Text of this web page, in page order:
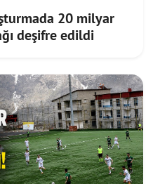
20 milyar
deşifre edildi